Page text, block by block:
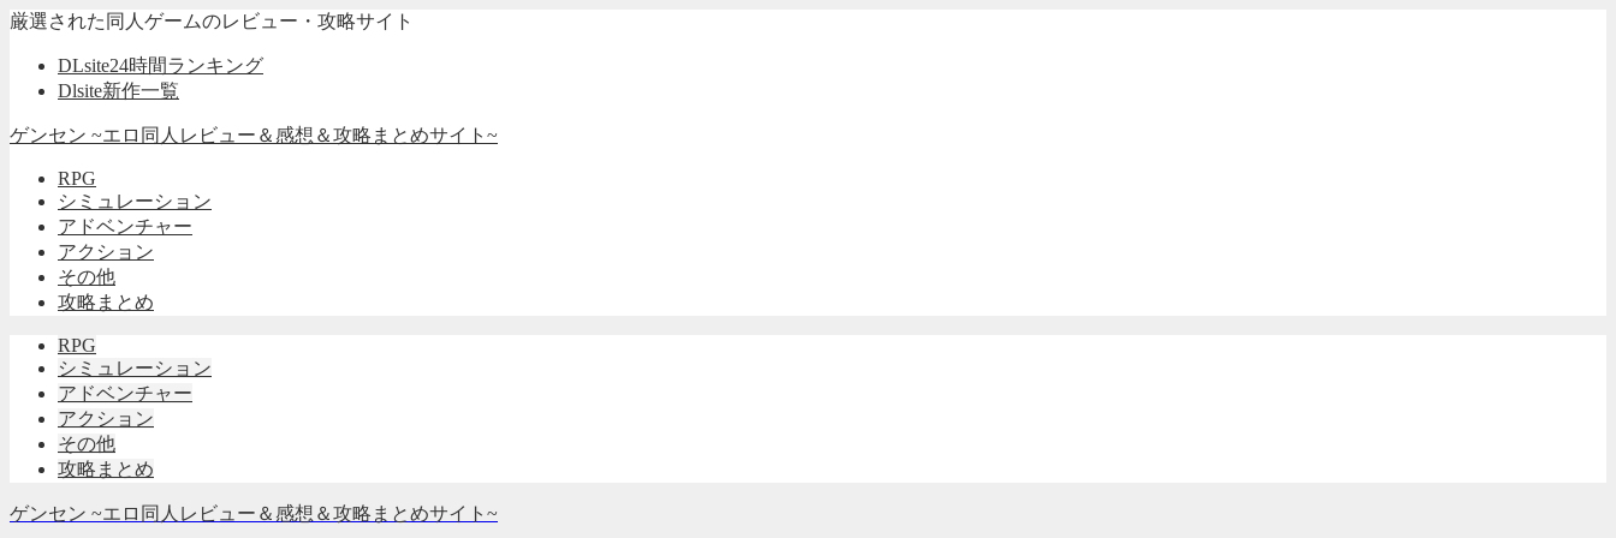
厳選された同人ゲームのレビュー・攻略サイト
DLsite24時間ランキング
Dlsite新作一覧
ゲンセン ~エロ同人レビュー＆感想＆攻略まとめサイト~
RPG
シミュレーション
アドベンチャー
アクション
その他
攻略まとめ
RPG
シミュレーション
アドベンチャー
アクション
その他
攻略まとめ
ゲンセン ~エロ同人レビュー＆感想＆攻略まとめサイト~